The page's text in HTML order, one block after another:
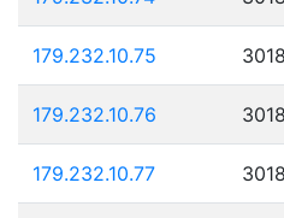
179.232.10.75
179.232.10.76
179.232.10.77